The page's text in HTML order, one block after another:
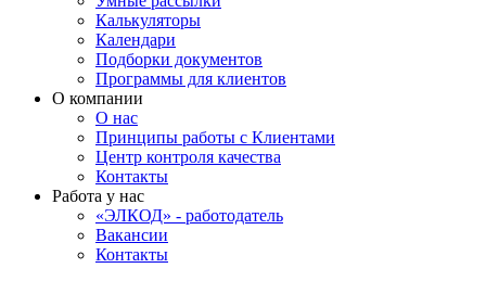
Калькуляторы
Календари
Подборки документов
Программы для клиентов
О компании
О нас
Принципы работы с Клиентами
Центр контроля качества
Контакты
Работа у нас
«ЭЛКОД» - работодатель
Вакансии
Контакты